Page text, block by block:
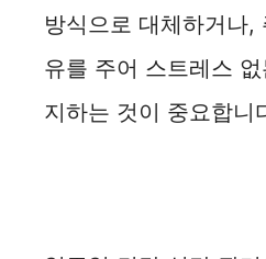
방식으로 대체하거나,
유를 주어 스트레스
지하는 것이 중요합니